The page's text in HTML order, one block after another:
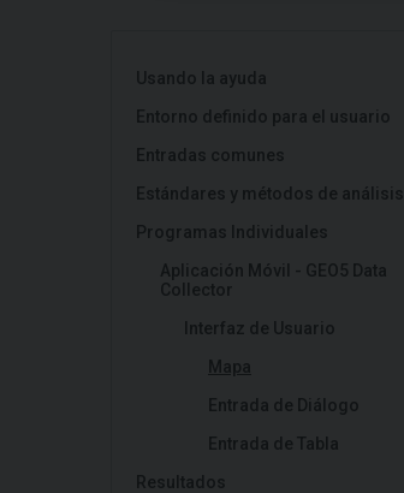
Usando la ayuda
Entorno definido para el usuario
Entradas comunes
Estándares y métodos de análisis
Programas Individuales
Aplicación Móvil - GEO5 Data
Collector
Interfaz de Usuario
Mapa
Entrada de Diálogo
Entrada de Tabla
Resultados